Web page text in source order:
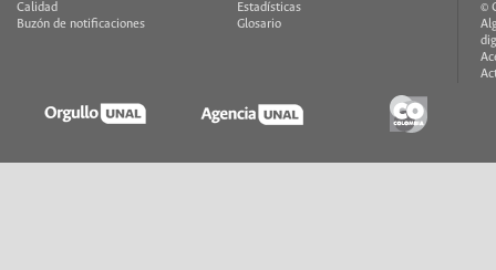
Calidad
Buzón de notificaciones
Estadísticas
Glosario
©